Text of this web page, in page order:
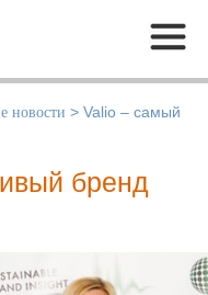
Меню
новости > Valio – самый
бренд